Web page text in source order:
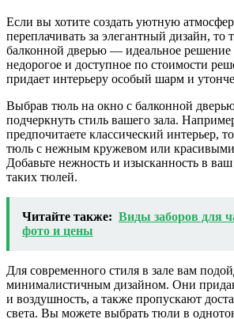
Если вы хотите создать уютную
переплачивать за элегантный дизайн, то
балконной дверью — идеальное решение
недорогое и доступное по стоимости
придает интерьеру особый шарм и
Выбрав тюль на окно с балконной
подчеркнуть стиль вашего зала.
предпочитаете классический интерьер,
тюль с нежным кружевом или
Добавьте нежность и изысканность в
таких тюлей.
Читайте также: Виды заборов для
фото и цены
Для современного стиля в зале вам
минималистичным дизайном. Они
и воздушность, а также пропускают
света. Вы можете выбрать тюли в